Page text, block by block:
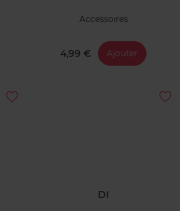
Accessoires
4,99 € Ajouter
DI